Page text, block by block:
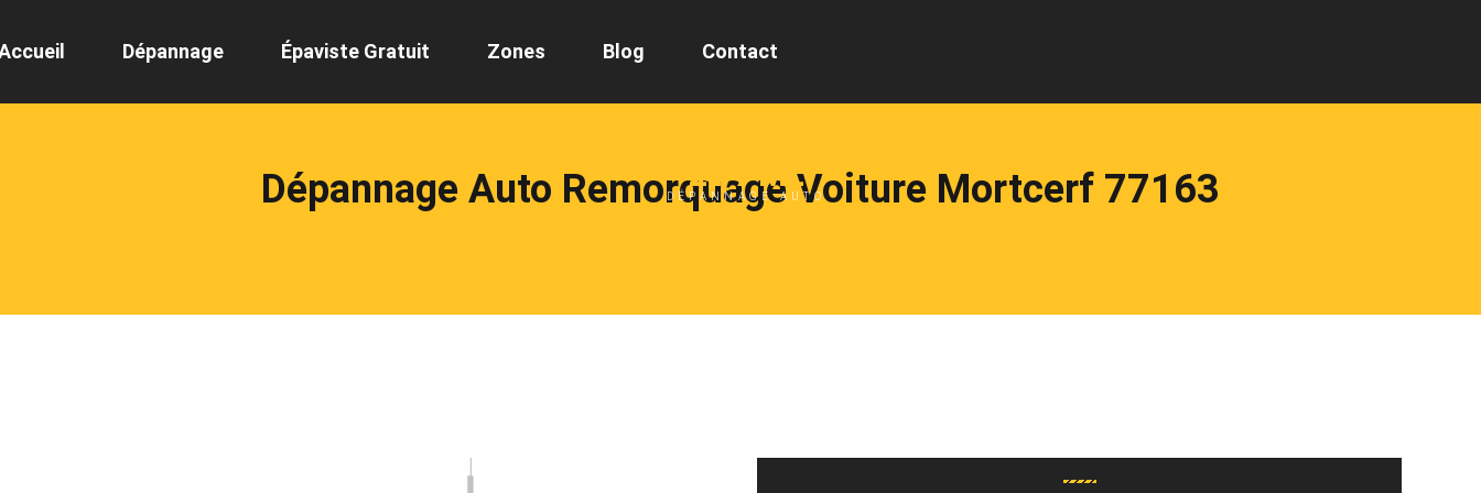
24/7 ML
DÉPANNAGE AUTO
Dépannage Épaviste Gratuit Zones Blog Contact
Dépannage Auto Remorquage Voiture Mortcerf 77163